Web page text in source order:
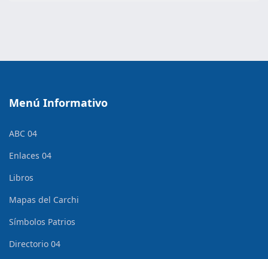
Menú Informativo
ABC 04
Enlaces 04
Libros
Mapas del Carchi
Símbolos Patrios
Directorio 04